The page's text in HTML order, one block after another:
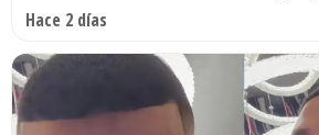
Hace 2 días